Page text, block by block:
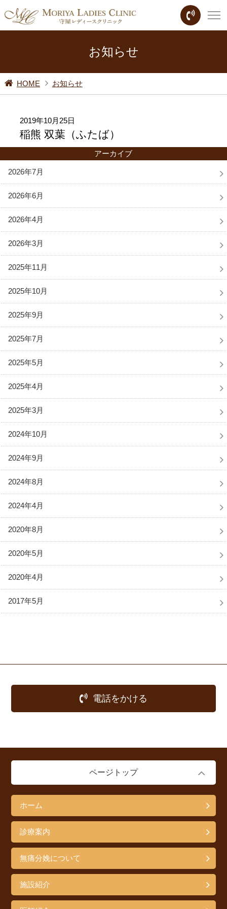
お知らせ
HOME お知らせ
2019年10月25日
稲熊 双葉（ふたば）
アーカイブ
2026年7月
2026年6月
2026年4月
2026年3月
2025年11月
2025年10月
2025年9月
2025年7月
2025年5月
2025年4月
2025年3月
2024年10月
2024年9月
2024年8月
2024年4月
2020年8月
2020年5月
2020年4月
2017年5月
電話をかける
ページトップ
ホーム
診療案内
無痛分娩について
施設紹介